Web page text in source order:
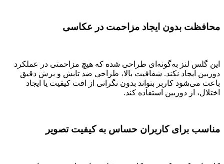
محافظت بدون ایجاد مزاحمت در عکاسی
این گلس لنز به‌گونه‌ای طراحی شده که هیچ مزاحمتی در عملکرد
دوربین ایجاد نکند. شفافیت بالا، طراحی ضد تابش و برش دقیق
باعث می‌شود کاربر بتواند بدون نگرانی از افت کیفیت یا ایجاد
اختلال، از دوربین استفاده کند.
مناسب برای کاربران حساس به کیفیت تصویر